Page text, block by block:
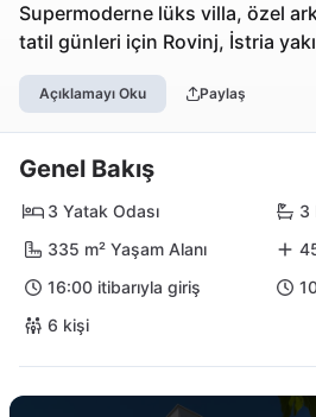
Supermoderne lüks villa, özel
tatil günleri için Rovinj, İstria
Açıklamayı Oku Paylaş
Genel Bakış
3 Yatak Odası
3
335 m² Yaşam Alanı
16:00 itibarıyla giriş
6 kişi